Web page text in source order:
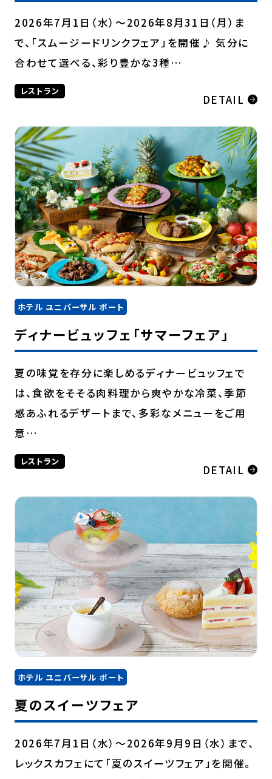
2026年7月1日（水）～2026年8月31日（月）ま
で、「スムージードリンクフェア」を開催♪ 気分に
合わせて選べる、彩り豊かな3種…
レストラン
DETAIL
ホテル ユニバーサル ポート
ディナービュッフェ「サマーフェア」
夏の味覚を存分に楽しめるディナービュッフェで
は、食欲をそそる肉料理から爽やかな冷菜、季節
感あふれるデザートまで、多彩なメニューをご用
意…
レストラン
DETAIL
ホテル ユニバーサル ポート
夏のスイーツフェア
2026年7月1日（水）～2026年9月9日（水）まで、
レックスカフェにて「夏のスイーツフェア」を開催。